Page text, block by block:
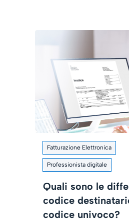
Fatturazione Elettronica
Professionista digitale
Quali sono le
codice
codice univoco?